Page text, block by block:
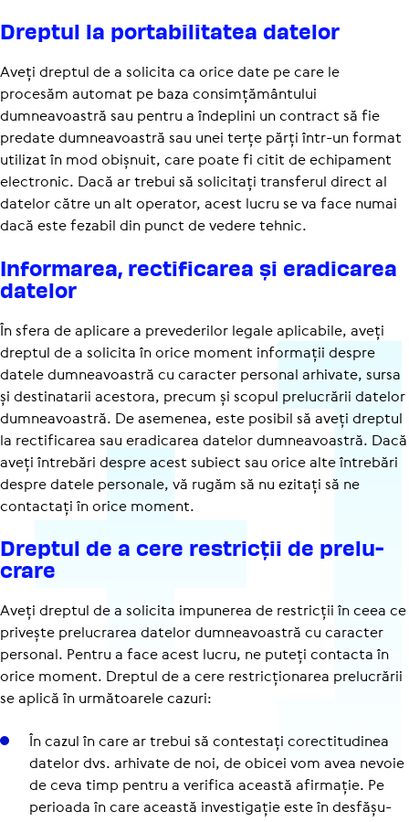
Dreptul la porta­bi­li­tatea datelor
Aveți dreptul de a solicita ca orice date pe care le
procesăm automat pe baza consimțământului
dumneavoastră sau pentru a îndeplini un contract să fie
predate dumneavoastră sau unei terțe părți într-un format
utilizat în mod obișnuit, care poate fi citit de echipament
electronic. Dacă ar trebui să solicitați transferul direct al
datelor către un alt operator, acest lucru se va face numai
dacă este fezabil din punct de vedere tehnic.
Infor­marea, recti­fi­carea și eradi­carea
datelor
În sfera de aplicare a prevederilor legale aplicabile, aveți
dreptul de a solicita în orice moment informații despre
datele dumneavoastră cu caracter personal arhivate, sursa
și destinatarii acestora, precum și scopul prelucrării datelor
dumneavoastră. De asemenea, este posibil să aveți dreptul
la rectificarea sau eradicarea datelor dumneavoastră. Dacă
aveți întrebări despre acest subiect sau orice alte întrebări
despre datele personale, vă rugăm să nu ezitați să ne
contactați în orice moment.
Dreptul de a cere restricții de prelu­
crare
Aveți dreptul de a solicita impunerea de restricții în ceea ce
privește prelucrarea datelor dumneavoastră cu caracter
personal. Pentru a face acest lucru, ne puteți contacta în
orice moment. Dreptul de a cere restric­țio­narea prelucrării
se aplică în următoarele cazuri:
În cazul în care ar trebui să con­tes­tați corec­ti­tu­di­nea
datelor dvs. arhivate de noi, de obicei vom avea nevoie
de ceva timp pentru a verifica această afirmație. Pe
perioada în care această inves­ti­ga­ție este în des­fă­șu­